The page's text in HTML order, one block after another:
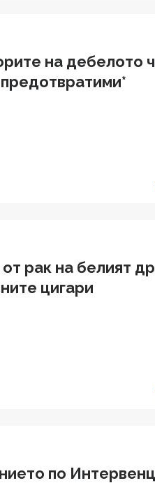
на дебелото
рак на белият
цигари
по